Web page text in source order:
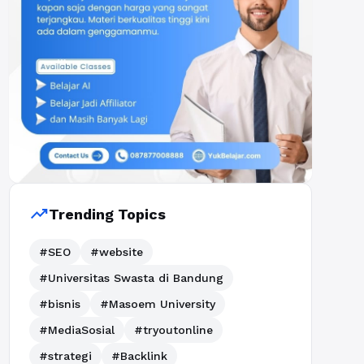
trending_upTrending Topics
#SEO
#website
#Universitas Swasta di Bandung
#bisnis
#Masoem University
#MediaSosial
#tryoutonline
#strategi
#Backlink